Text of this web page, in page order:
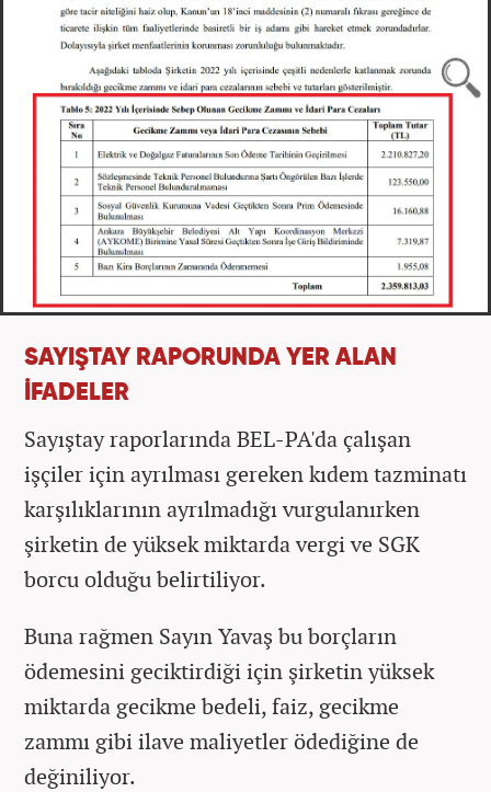
SAYIŞTAY RAPORUNDA YER ALAN
İFADELER
Sayıştay raporlarında BEL-PA'da çalışan
işçiler için ayrılması gereken kıdem tazminatı
karşılıklarının ayrılmadığı vurgulanırken
şirketin de yüksek miktarda vergi ve SGK
borcu olduğu belirtiliyor.
Buna rağmen Sayın Yavaş bu borçların
ödemesini geciktirdiği için şirketin yüksek
miktarda gecikme bedeli, faiz, gecikme
zammı gibi ilave maliyetler ödediğine de
değiniliyor.